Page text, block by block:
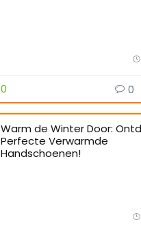
0 0
Warm de Winter Door:
Perfecte Verwarmde
Handschoenen!